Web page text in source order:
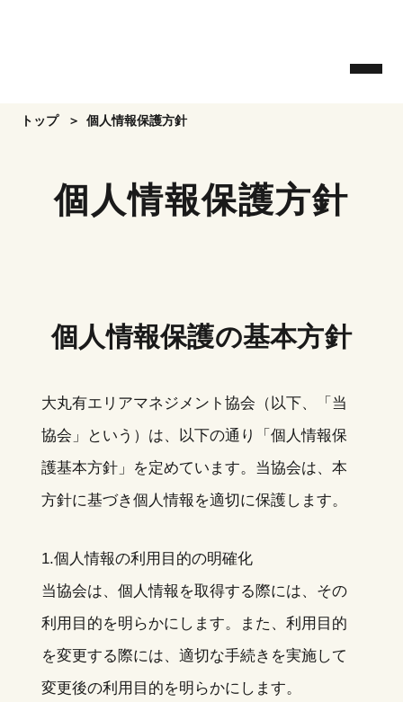
content
トップ 個人情報保護方針
個人情報保護方針
個人情報保護の基本方針
大丸有エリアマネジメント協会（以下、「当
協会」という）は、以下の通り「個人情報保
護基本方針」を定めています。当協会は、本
方針に基づき個人情報を適切に保護します。
1.個人情報の利用目的の明確化
当協会は、個人情報を取得する際には、その
利用目的を明らかにします。また、利用目的
を変更する際には、適切な手続きを実施して
変更後の利用目的を明らかにします。